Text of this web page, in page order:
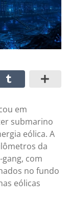
em
submarino
eólica. A
da
gang, com
no fundo
eólicas